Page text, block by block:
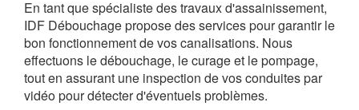
En tant que spécialiste des travaux d'assainissement,
IDF Débouchage propose des services pour garantir le
bon fonctionnement de vos canalisations. Nous
effectuons le débouchage, le curage et le pompage,
tout en assurant une inspection de vos conduites par
vidéo pour détecter d'éventuels problèmes.